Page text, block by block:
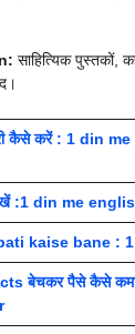
साहित्यिक पुस्तकों,
कैसे करें : 1 din
:1 din me
kaise bane : 1
बेचकर पैसे कैसे